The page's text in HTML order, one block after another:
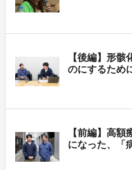
【後編】形
のにするため
【前編】高
になった、「